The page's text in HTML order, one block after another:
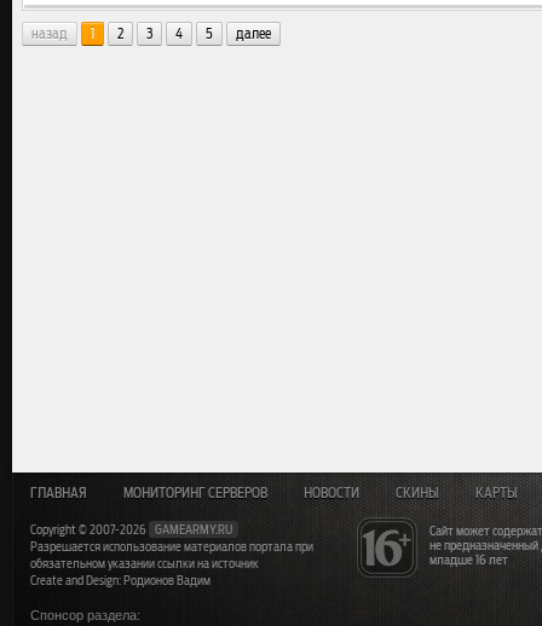
назад 1 2 3 4 5 далее
Сайт может
не
младше 16 лет
ГЛАВНАЯ МОНИТОРИНГ СЕРВЕРОВ НОВОСТИ СКИНЫ КАРТЫ
Copyright © 2007-2026
GAMEARMY.RU
Разрешается использование материалов портала при
обязательном указании ссылки на источник
Create and Design: Родионов Вадим
Спонсор раздела: